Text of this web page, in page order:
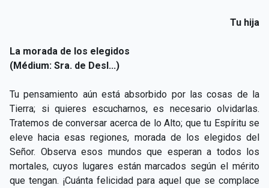
Tu hija
La morada de los elegidos
(Médium: Sra. de Desl...)
Tu pensamiento aún está absorbido por las cosas de la
Tierra; si quieres escucharnos, es necesario olvidarlas.
Tratemos de conversar acerca de lo Alto; que tu Espíritu se
eleve hacia esas regiones, morada de los elegidos del
Señor. Observa esos mundos que esperan a todos los
mortales, cuyos lugares están marcados según el mérito
que tengan. ¡Cuánta felicidad para aquel que se complace